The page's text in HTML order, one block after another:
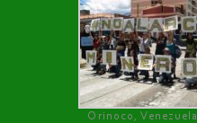
Orinoco, Venezuela